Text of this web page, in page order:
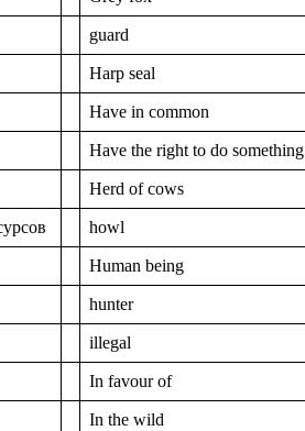
guard
Harp seal
Have in common
Have the right to do something
Herd of cows
howl
Human being
hunter
illegal
In favour of
In the wild